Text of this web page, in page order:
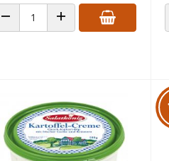
ANZAHL VERRINGERNANZAHL ERHÖHEN